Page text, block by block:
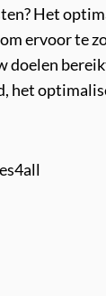
Het
ervoor te
doelen
het